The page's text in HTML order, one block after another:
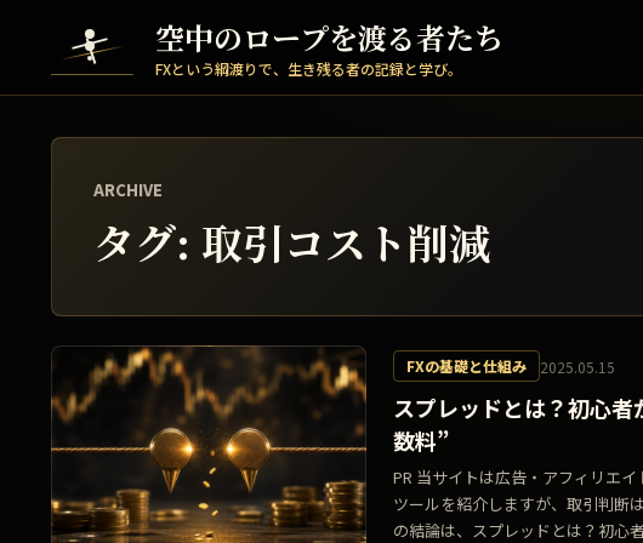
空中のロープを渡る者たち
FXという綱渡りで、生き残る者の記録と学び。
ARCHIVE
タグ: 取引コスト削減
FXの基礎と仕組み 2025.05.15
スプレッドとは？初心
数料”
PR 当サイトは広告・アフィリエ
ツールを紹介しますが、取引判断
の結論は、スプレッドとは？初心